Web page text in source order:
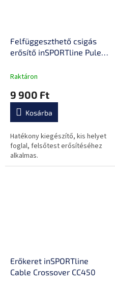
Felfüggeszthető csigás
erősítő inSPORTline Puley
Raktáron
9 900 Ft
Kosárba
Hatékony kiegészítő, kis helyet
foglal, felsőtest erősítéséhez
alkalmas.
Erőkeret inSPORTline
Cable Crossover CC450